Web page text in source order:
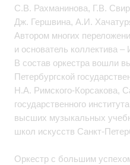
С.В. Рахманинова, Г.В.
Дж. Гершвина, А.И.
Автором многих
и основатель коллектива –
В состав оркестра вошли
Петербургской
Н.А. Римского-Корсакова,
государственного
высших музыкальных
школ искусств Санкт-
Оркестр с большим